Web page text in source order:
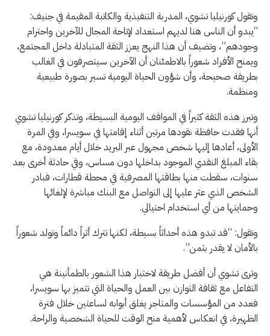
وتقول كورنيليا تشوي، المدربة التنفيذية والكاتبة المقيمة في جنيف:
“يبدو أن الناس هنا لديهم استعداد لإتاحة المجال للآخرين واحترام
وجودهم”، وتضيف أن هذا النهج يعزز الثقة المتبادلة داخل المجتمع،
ويمنح الأفراد شعوراً بالاطمئنان أن الآخرين سيتصرفون في الغالب
بطريقة صحيحة، وأن شؤون الحياة اليومية تسير بصورة طبيعية
ومنظمة.
وتبرز هذه الثقة كثيراً في المواقف اليومية البسيطة، وتذكر كورنيليا تشوي
أنها فقدت حافظة نقودها مرتين أثناء إقامتها في سويسرا، وفي المرة
الأولى، أعادها إليها شخص مجهول عبر البريد خلال أيام معدودة، مع
بقاء المبلغ النقدي الموجود بداخلها دون مساس، وفي حادثة أخرى بعد
سنوات، سقطت منها بطاقتها المصرفية في محطة قطارات، فبادر
الشخص الذي عثر عليها إلى التواصل مع البنك مباشرة لإلغائها
وحمايتها من أي استخدام احتيالي.
وتقول: “قد تبدو هذه أحداثاً بسيطة، لكنها تترك أثراً دائماً وتولد شعوراً
بالأمان لا يقدر بثمن”.
وترى تشوي أن أفضل طريقة لاختبار هذا الشعور بالطمأنينة هي
التفاعل مع ثقافة التوازن بين العمل والحياة التي تتميز بها سويسرا،
فعدد من المؤسسات والمتاجر يغلق أبوابه لساعتين خلال فترة
الظهيرة، في انعكاس لأهمية منح الوقت للحياة الشخصية والراحة.